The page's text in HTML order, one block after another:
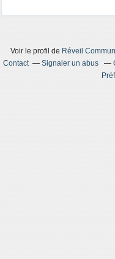
Voir le profil de Réveil
Contact
Signaler un abus